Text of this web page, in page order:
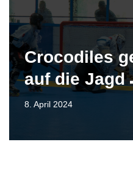
Crocodiles
auf die Jagd
8. April 2024